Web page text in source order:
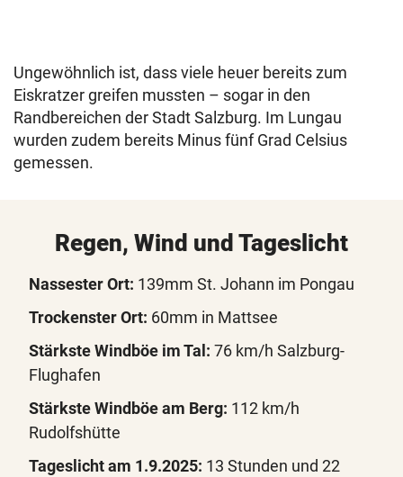
Ungewöhnlich ist, dass viele heuer bereits zum
Eiskratzer greifen mussten – sogar in den
Randbereichen der Stadt Salzburg. Im Lungau
wurden zudem bereits Minus fünf Grad Celsius
gemessen.
Regen, Wind und Tageslicht
Nassester Ort: 139mm St. Johann im Pongau
Trockenster Ort: 60mm in Mattsee
Stärkste Windböe im Tal: 76 km/h Salzburg-
Flughafen
Stärkste Windböe am Berg: 112 km/h
Rudolfshütte
Tageslicht am 1.9.2025: 13 Stunden und 22